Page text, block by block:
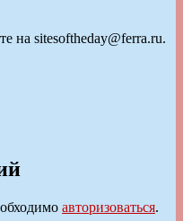
на sitesoftheday@ferra.ru.
авторизоваться.